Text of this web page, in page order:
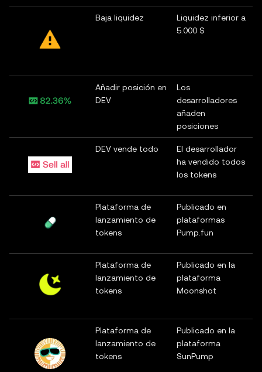
Baja liquidez
Liquidez inferior a
5.000 $
Añadir posición en
DEV
Los
desarrolladores
añaden
posiciones
DEV vende todo
El desarrollador
ha vendido todos
los tokens
Plataforma de
lanzamiento de
tokens
Publicado en
plataformas
Pump.fun
Plataforma de
lanzamiento de
tokens
Publicado en la
plataforma
Moonshot
Plataforma de
lanzamiento de
tokens
Publicado en la
plataforma
SunPump